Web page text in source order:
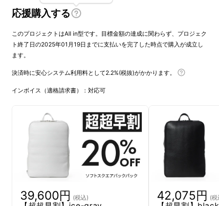
お客さまの声をカタチに
リュックを複数手がけてきました。どれもご好
評をいただいてまいりましたが、「こういうの
があったら！」とご要望をいただくこともござ
いました。
一つが本企画のスタートのきっかけとなりまし
応援購入する
このプロジェクトはAll in型です。目標金額の達成に関わらず、プロジェク
ト終了日の2025年01月19日までに支払いを完了した時点で購入が成立し
ます。
決済時に安心システム利用料として2.2%(税抜)がかかります。
インボイス（適格請求書）：対応可
39,600円 (税込) 42,075円 (税